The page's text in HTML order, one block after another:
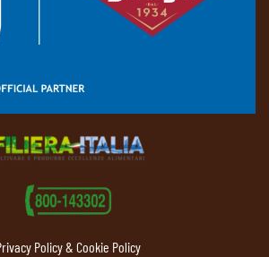
Policy & Cookie Policy